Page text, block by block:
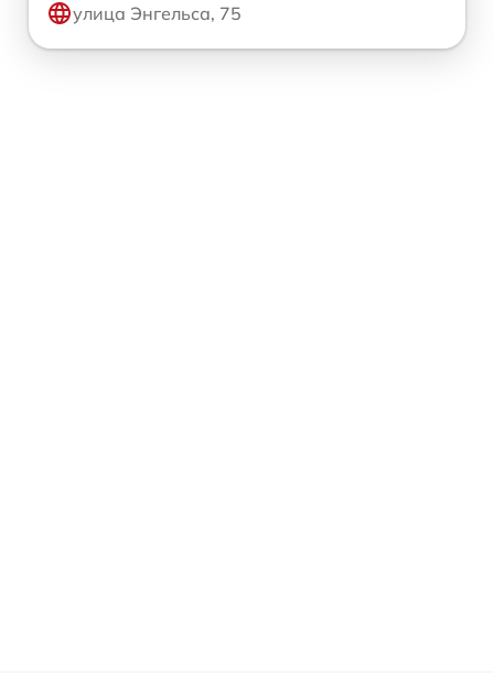
улица Энгельса, 75